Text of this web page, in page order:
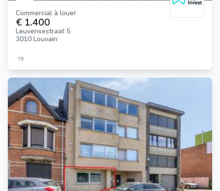
Commercial à louer
€ 1.400
Leuvensestraat 5
3010 Louvain
76